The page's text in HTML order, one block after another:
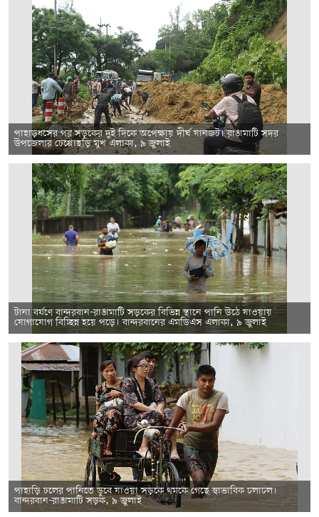
পাহাড়ধসের পর সড়কের দুই দিকে অপেক্ষায় দীর্ঘ যানজট। রাঙামাটি সদর
উপজেলার ঢেপ্পোছড়ি মুখ এলাকা, ৯ জুলাই
টানা বর্ষণে বান্দরবান-রাঙামাটি সড়কের বিভিন্ন স্থানে পানি উঠে যাওয়ায়
যোগাযোগ বিচ্ছিন্ন হয়ে পড়ে। বান্দরবানের এমডিএস এলাকা, ৯ জুলাই
পাহাড়ি ঢলের পানিতে ডুবে যাওয়া সড়কে থমকে গেছে স্বাভাবিক চলাচল।
বান্দরবান-রাঙামাটি সড়ক, ৯ জুলাই